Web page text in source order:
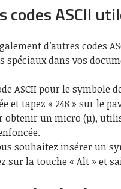
codes ASCII
d’autres codes
spéciaux dans vos
ASCII pour le symbole
et tapez « 248 » sur le
obtenir un micro (µ),
souhaitez insérer un
sur la touche « Alt » et